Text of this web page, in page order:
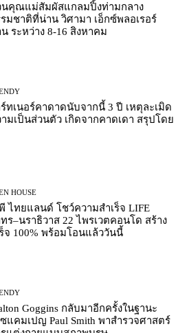
นคุณแม่สัมผัสแกลมปิ้งท่ามกลาง
มชาติที่น่าน วิศามา เอ็กซ์พลอเรอร์
ระหว่าง 8-16 สิงหาคม
ทเนอร์คาดาดนับจากนี้ 3 ปี เหตุละเมิด
มเป็นส่วนตัว เกิดจากคาดเดา สรุปโดย
HOUSE
ไทยแลนด์ โชว์ความสำเร็จ LIFE
ร–นราธิวาส 22 ไพรเวตคอนโด สร้าง
จ 100% พร้อมโอนแล้ววันนี้
Goggins กลับมาอีกครั้งในฐานะ
แคมเปญ Paul Smith พาสำรวจศาสตร์